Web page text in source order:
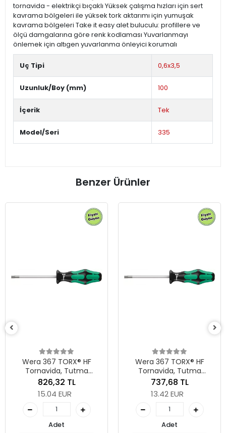
tornavida - elektrikçi bıçaklı Yüksek çalışma hızları için sert
kavrama bölgeleri ile yüksek tork aktarımı için yumuşak
kavrama bölgeleri Take it easy alet buluculu: profillere ve
ölçü damgalarına göre renk kodlaması Yuvarlanmayı
önlemek için altıgen yuvarlanma önleyici korumalı
Uç Tipi 0,6x3,5
Uzunluk/Boy (mm) 100
İçerik Tek
Model/Seri 335
Benzer Ürünler
Wera 367 TORX® HF
Tornavida, Tutma
Fonksiyonlu, TX 30 x 115
737,68 TL
Tornavida,
11.53 EUR